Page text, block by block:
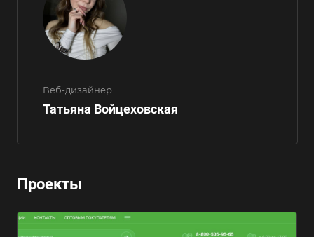
Веб-дизайнер
Татьяна Войцеховская
Проекты